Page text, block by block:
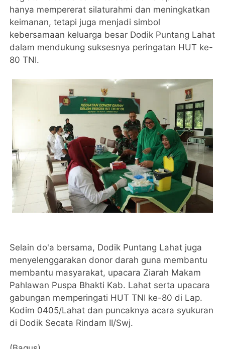
hanya mempererat silaturahmi dan meningkatkan
keimanan, tetapi juga menjadi simbol
kebersamaan keluarga besar Dodik Puntang Lahat
dalam mendukung suksesnya peringatan HUT ke-
80 TNI.
Selain do'a bersama, Dodik Puntang Lahat juga
menyelenggarakan donor darah guna membantu
membantu masyarakat, upacara Ziarah Makam
Pahlawan Puspa Bhakti Kab. Lahat serta upacara
gabungan memperingati HUT TNI ke-80 di Lap.
Kodim 0405/Lahat dan puncaknya acara syukuran
di Dodik Secata Rindam II/Swj.